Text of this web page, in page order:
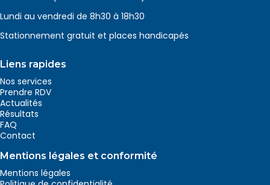
Lundi au vendredi de 8h30 à 18h30
Stationnement gratuit et places handicapés
Liens rapides
Nos services
Prendre RDV
Actualités
Résultats
FAQ
Contact
Mentions légales et conformité
Mentions légales